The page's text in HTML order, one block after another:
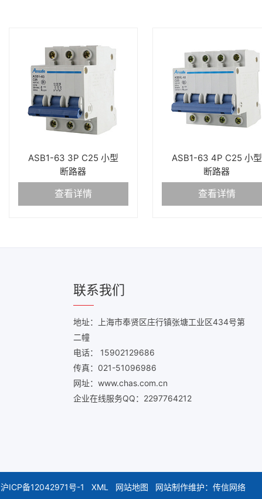
ASB1-63 3P C25 小型
断路器
查看详情
ASB1-63 4P C25 小型
断路器
查看详情
联系我们
地址：上海市奉贤区庄行镇张塘工业区434号第
二幢
电话： 15902129686
传真：021-51096986
网址：www.chas.com.cn
企业在线服务QQ：2297764212
沪ICP备12042971号-1 XML 网站地图 网站制作维护： 传信网络